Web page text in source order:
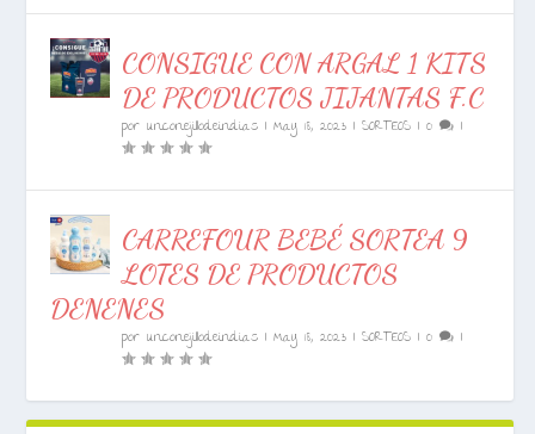
CONSIGUE CON ARGAL 1 KITS
DE PRODUCTOS JIJANTAS F.C
porunconejillodeindias |May 18, 2023 |SORTEOS |0 |
CARREFOUR BEBÉ SORTEA 9
LOTES DE PRODUCTOS
DENENES
porunconejillodeindias |May 18, 2023 |SORTEOS |0 |